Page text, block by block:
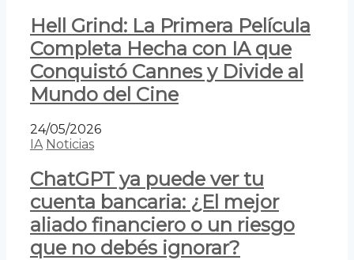
Hell Grind: La Primera Película
Completa Hecha con IA que
Conquistó Cannes y Divide al
Mundo del Cine
24/05/2026
IA Noticias
ChatGPT ya puede ver tu
cuenta bancaria: ¿El mejor
aliado financiero o un riesgo
que no debés ignorar?